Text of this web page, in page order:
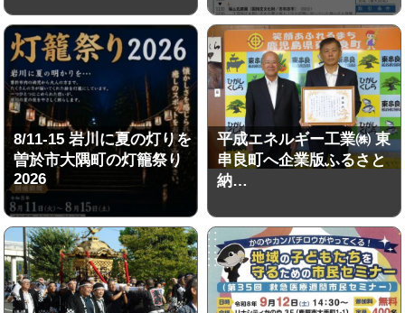
8/11-15 岩川に夏の灯りを
曽於市大隅町の灯籠祭り
2026
平成エネルギー工業㈱ 東
串良町へ企業版ふるさと
納…